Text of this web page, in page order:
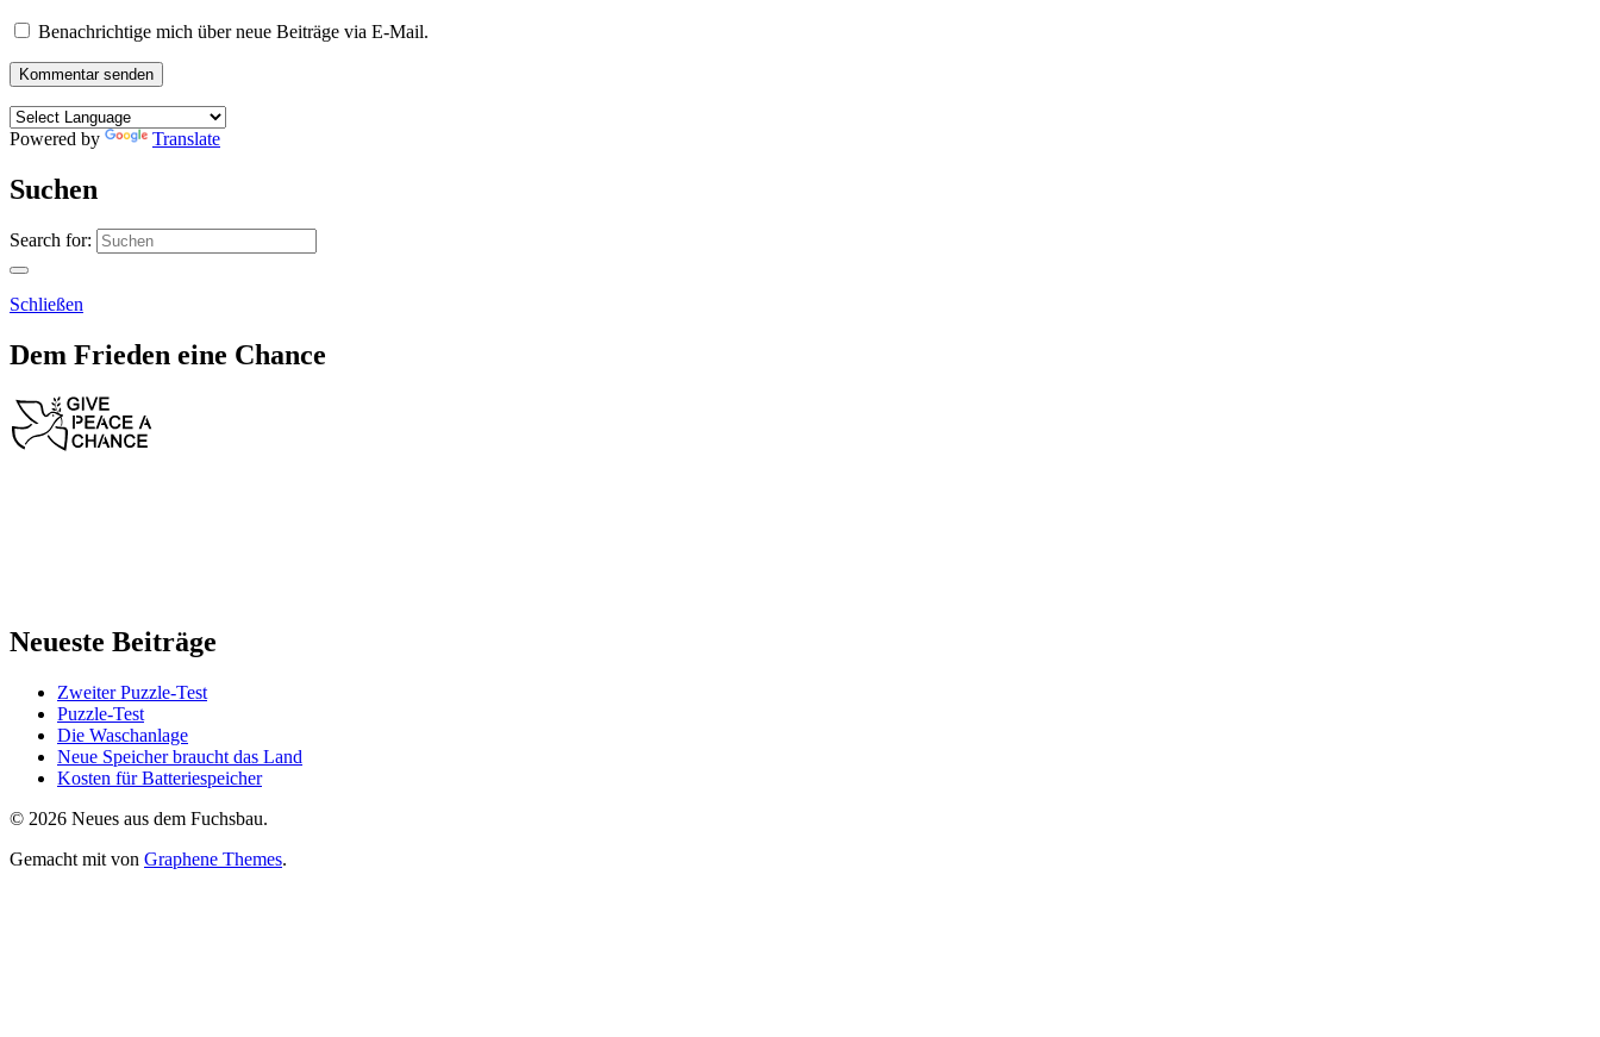
Benachrichtige mich über neue Beiträge via E-Mail.
Powered by Translate
Suchen
Search for:
Schließen
Dem Frieden eine Chance
Neueste Beiträge
Zweiter Puzzle-Test
Puzzle-Test
Die Waschanlage
Neue Speicher braucht das Land
Kosten für Batteriespeicher
© 2026 Neues aus dem Fuchsbau.
Gemacht mit von Graphene Themes.